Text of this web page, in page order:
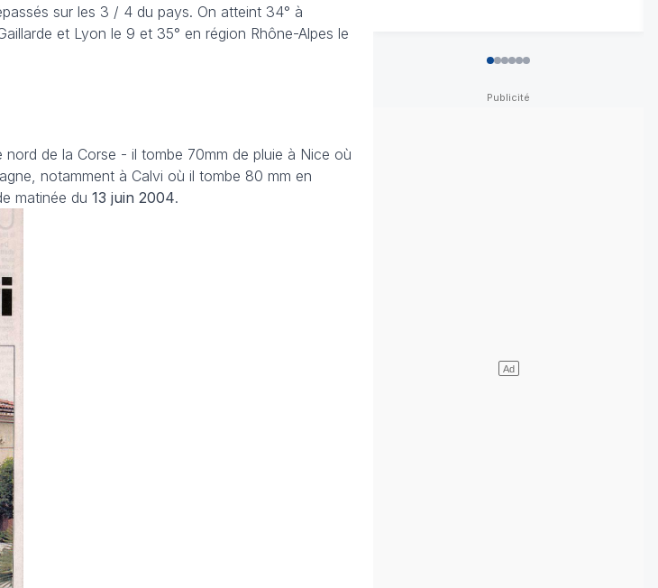
sur les 3 / 4 du pays. On atteint 34° à
et Lyon le 9 et 35° en région Rhône-Alpes le
de la Corse - il tombe 70mm de pluie à Nice où
notamment à Calvi où il tombe 80 mm en
matinée du 13 juin 2004.
012345